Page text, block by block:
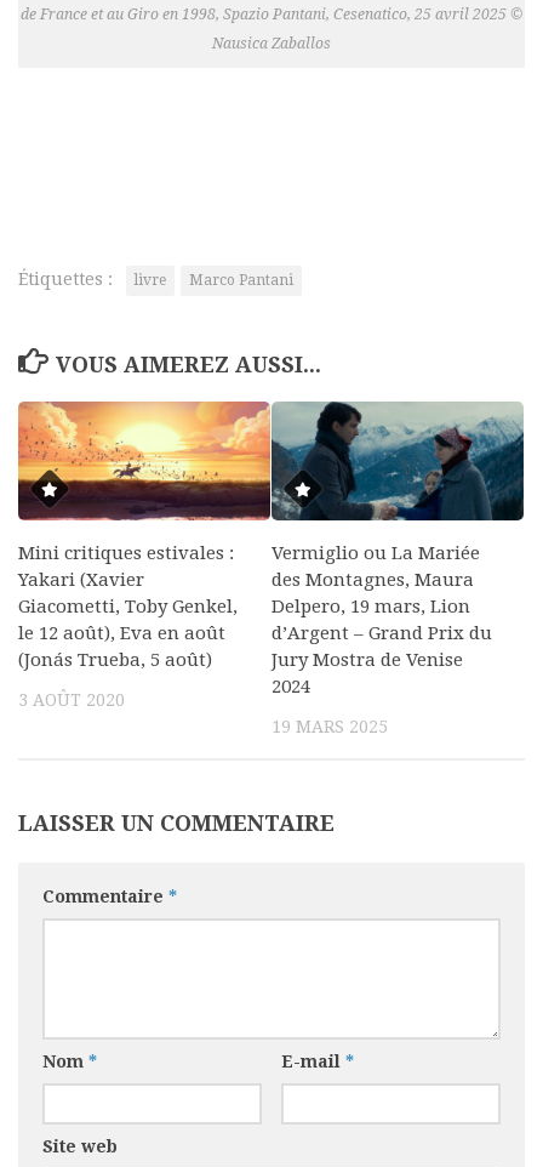
de France et au Giro en 1998, Spazio Pantani, Cesenatico, 25 avril 2025 ©
Nausica Zaballos
Étiquettes : livre Marco Pantani
VOUS AIMEREZ AUSSI...
Mini critiques estivales :
Yakari (Xavier
Giacometti, Toby Genkel,
le 12 août), Eva en août
(Jonás Trueba, 5 août)
3 AOÛT 2020
Vermiglio ou La Mariée
des Montagnes, Maura
Delpero, 19 mars, Lion
d’Argent – Grand Prix du
Jury Mostra de Venise
2024
19 MARS 2025
LAISSER UN COMMENTAIRE
Commentaire *
Nom * E-mail *
Site web